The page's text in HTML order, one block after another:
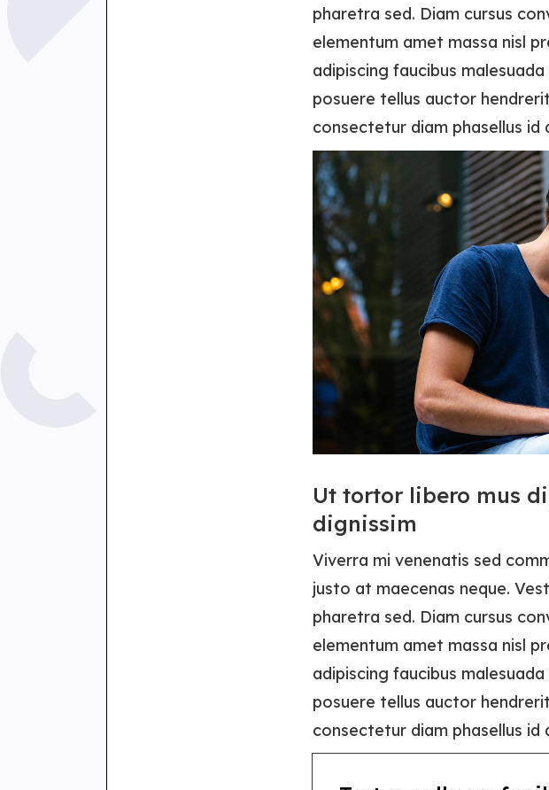
pharetra sed. Diam cursus
elementum amet massa nisl
adipiscing faucibus
posuere tellus auctor
consectetur diam phasellus id
Ut tortor libero mus
dignissim
Viverra mi venenatis sed
justo at maecenas neque.
pharetra sed. Diam cursus
elementum amet massa nisl
adipiscing faucibus
posuere tellus auctor
consectetur diam phasellus id